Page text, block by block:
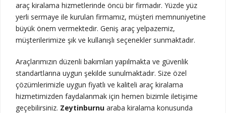
araç kiralama hizmetlerinde öncü bir firmadır. Yüzde yüz
yerli sermaye ile kurulan firmamız, müşteri memnuniyetine
büyük önem vermektedir. Geniş araç yelpazemiz,
müşterilerimize şık ve kullanışlı seçenekler sunmaktadır.
Araçlarımızın düzenli bakımları yapılmakta ve güvenlik
standartlarına uygun şekilde sunulmaktadır. Size özel
çözümlerimizle uygun fiyatlı ve kaliteli araç kiralama
hizmetimizden faydalanmak için hemen bizimle iletişime
geçebilirsiniz. Zeytinburnu araba kiralama konusunda